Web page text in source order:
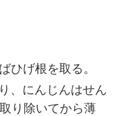
ひげ根を取る。
、にんじんはせん
り除いてから薄